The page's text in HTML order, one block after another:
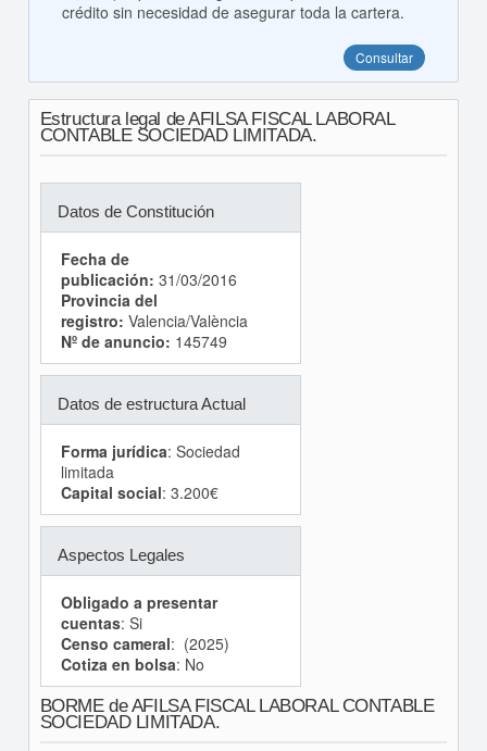
crédito sin necesidad de asegurar toda la cartera.
Consultar
Estructura legal de AFILSA FISCAL LABORAL
CONTABLE SOCIEDAD LIMITADA.
Datos de Constitución
Fecha de
publicación: 31/03/2016
Provincia del
registro: Valencia/València
Nº de anuncio: 145749
Datos de estructura Actual
Forma jurídica: Sociedad
limitada
Capital social: 3.200€
Aspectos Legales
Obligado a presentar
cuentas: Si
Censo cameral: (2025)
Cotiza en bolsa: No
BORME de AFILSA FISCAL LABORAL CONTABLE
SOCIEDAD LIMITADA.